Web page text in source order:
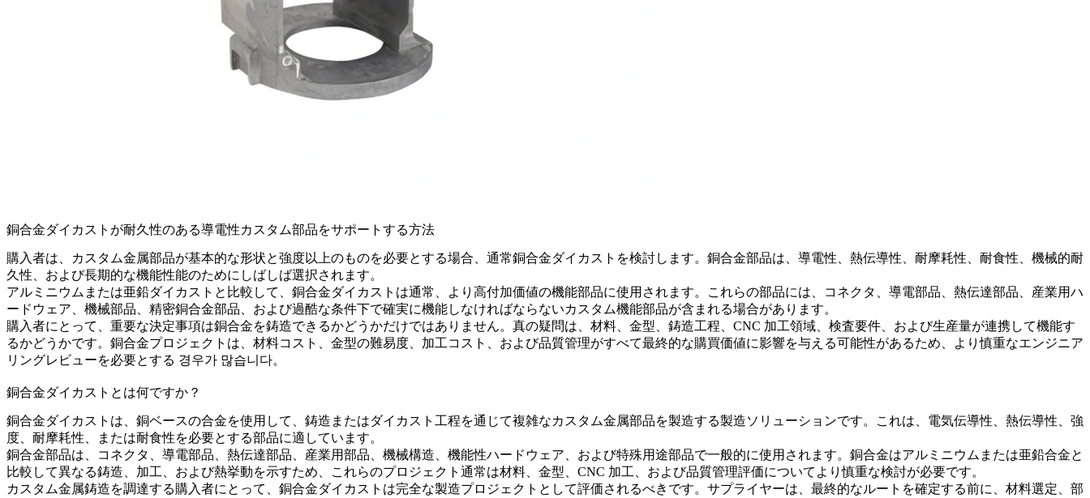
銅合金ダイカストが耐久性のある導電性カスタム部品をサポートする方法
購入者は、カスタム金属部品が基本的な形状と強度以上のものを必要とする場合、通常銅合金ダイカスト を検討します。銅合金部品は、導電性、熱伝導性、耐摩耗性、耐食性、機械的耐
久性、および長期的な機能性能のためにしばしば選択されます。
アルミニウムまたは亜鉛ダイカストと比較して、銅合金ダイカストは通常、より高付加価値の機能部品に使用されます。これらの部品には、コネクタ、導電部品、熱伝達部品、産業用ハ
ードウェア、機械部品、精密銅合金部品、および過酷な条件下で確実に機能しなければならないカスタム機能部品が含まれる場合があります。
購入者にとって、重要な決定事項は銅合金を鋳造できるかどうかだけではありません。真の疑問は、材料、金型、鋳造工程、CNC 加工領域、検査要件、および生産量が連携して機能す
るかどうかです。銅合金プロジェクトは、材料コスト、金型の難易度、加工コスト、および品質管理がすべて最終的な購買価値に影響を与える可能性があるため、より慎重なエンジニア
リングレビューを必要とする 경우가 많습니다。
銅合金ダイカストとは何ですか？
銅合金ダイカストは、銅ベースの合金を使用して、鋳造またはダイカスト工程を通じて複雑なカスタム金属部品を製造する製造ソリューションです。これは、電気伝導性、熱伝導性、強
度、耐摩耗性、または耐食性を必要とする部品に適しています。
銅合金部品は、コネクタ、導電部品、熱伝達部品、産業用部品、機械構造、機能性ハードウェア、および特殊用途部品で一般的に使用されます。銅合金はアルミニウムまたは亜鉛合金と
比較して異なる鋳造、加工、および熱挙動を示すため、これらのプロジェクト通常は材料、金型、CNC 加工、および品質管理評価についてより慎重な検討が必要です。
カスタム金属鋳造を調達する購入者にとって、銅合金ダイカストは完全な製造プロジェクトとして評価されるべきです。サプライヤーは、最終的なルートを確定する前に、材料選定、部